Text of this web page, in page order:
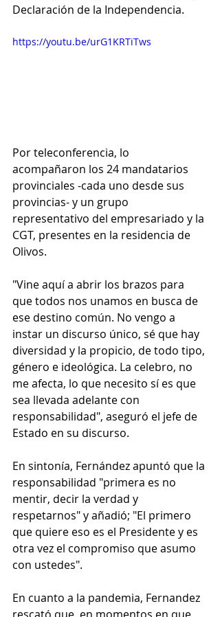
Declaración de la Independencia.
https://youtu.be/urG1KRTiTws
Por teleconferencia, lo
acompañaron los 24 mandatarios
provinciales -cada uno desde sus
provincias- y un grupo
representativo del empresariado y la
CGT, presentes en la residencia de
Olivos.
"Vine aquí a abrir los brazos para
que todos nos unamos en busca de
ese destino común. No vengo a
instar un discurso único, sé que hay
diversidad y la propicio, de todo tipo,
género e ideológica. La celebro, no
me afecta, lo que necesito sí es que
sea llevada adelante con
responsabilidad", aseguró el jefe de
Estado en su discurso.
En sintonía, Fernández apuntó que la
responsabilidad "primera es no
mentir, decir la verdad y
respetarnos" y añadió; "El primero
que quiere eso es el Presidente y es
otra vez el compromiso que asumo
con ustedes".
En cuanto a la pandemia, Fernandez
rescató que, en momentos en que